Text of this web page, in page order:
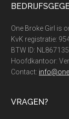
Footer
One Broke Girl is
KvK registratie:
BTW ID:
Hoofdkantoor:
Contact:
VRAGEN?